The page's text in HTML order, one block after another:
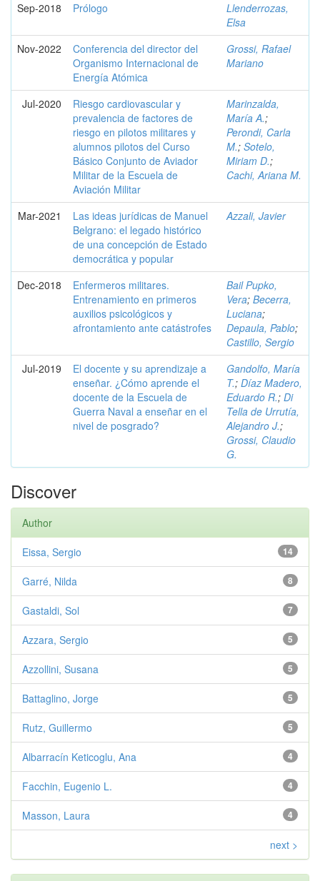
Sep-2018
Prólogo
Llenderrozas,
Elsa
Nov-2022
Conferencia del director del
Organismo Internacional de
Energía Atómica
Grossi, Rafael
Mariano
Jul-2020
Riesgo cardiovascular y
prevalencia de factores de
riesgo en pilotos militares y
alumnos pilotos del Curso
Básico Conjunto de Aviador
Militar de la Escuela de
Aviación Militar
Marinzalda,
María A.;
Perondi, Carla
M.; Sotelo,
Miriam D.;
Cachi, Ariana M.
Mar-2021
Las ideas jurídicas de Manuel
Belgrano: el legado histórico
de una concepción de Estado
democrática y popular
Azzali, Javier
Dec-2018
Enfermeros militares.
Entrenamiento en primeros
auxilios psicológicos y
afrontamiento ante catástrofes
Bail Pupko,
Vera; Becerra,
Luciana;
Depaula, Pablo;
Castillo, Sergio
Jul-2019
El docente y su aprendizaje a
enseñar. ¿Cómo aprende el
docente de la Escuela de
Guerra Naval a enseñar en el
nivel de posgrado?
Gandolfo, María
T.; Díaz Madero,
Eduardo R.; Di
Tella de Urrutía,
Alejandro J.;
Grossi, Claudio
G.
Discover
Author
14
Eissa, Sergio
8
Garré, Nilda
7
Gastaldi, Sol
5
Azzara, Sergio
5
Azzollini, Susana
5
Battaglino, Jorge
5
Rutz, Guillermo
4
Albarracín Keticoglu, Ana
4
Facchin, Eugenio L.
4
Masson, Laura
next >